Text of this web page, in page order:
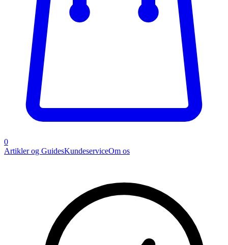
0
Artikler og GuidesKundeserviceOm os